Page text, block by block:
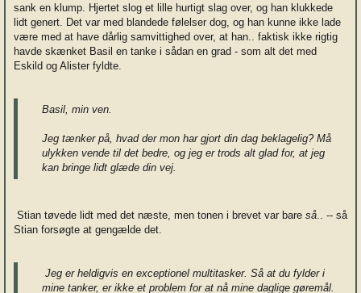
sank en klump. Hjertet slog et lille hurtigt slag over, og han klukkede
lidt genert. Det var med blandede følelser dog, og han kunne ikke lade
være med at have dårlig samvittighed over, at han.. faktisk ikke rigtig
havde skænket Basil en tanke i sådan en grad - som alt det med
Eskild og Alister fyldte.
Basil, min ven.
Jeg tænker på, hvad der mon har gjort din dag beklagelig? Må
ulykken vende til det bedre, og jeg er trods alt glad for, at jeg
kan bringe lidt glæde din vej.
Stian tøvede lidt med det næste, men tonen i brevet var bare så .. -- så
Stian forsøgte at gengælde det.
Jeg er heldigvis en exceptionel multitasker. Så at du fylder i
mine tanker, er ikke et problem for at nå mine daglige gøremål.